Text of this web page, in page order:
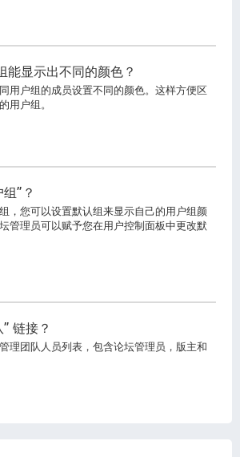
能显示出不同的颜色？
用户组的成员设置不同的颜色。这样方便区
用户组。
”？
，您可以设置默认组来显示自己的用户组颜
管理员可以赋予您在用户控制面板中更改默
链接？
理团队人员列表，包含论坛管理员，版主和